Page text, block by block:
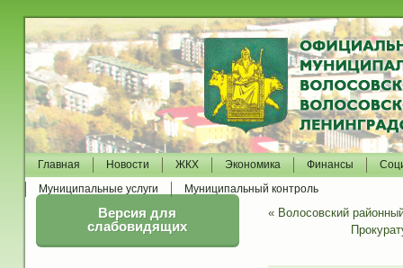
Главная Новости ЖКХ Экономика Финансы
Муниципальные услуги
Муниципальный контроль
Версия для
слабовидящих
« Волосовский